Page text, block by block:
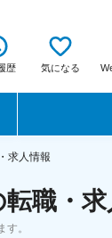
歴 気になる
転職イベント
転職フェア
求人情報
職・
。